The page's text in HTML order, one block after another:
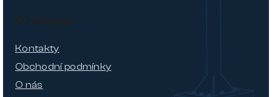
O nákupu
Kontakty
Obchodní podmínky
O nás